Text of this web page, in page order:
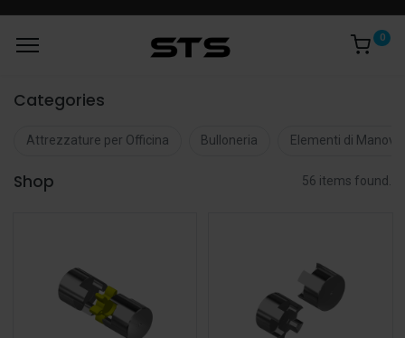
0
Categories
Attrezzature per Officina Bulloneria Elementi di
Shop 56 items found.